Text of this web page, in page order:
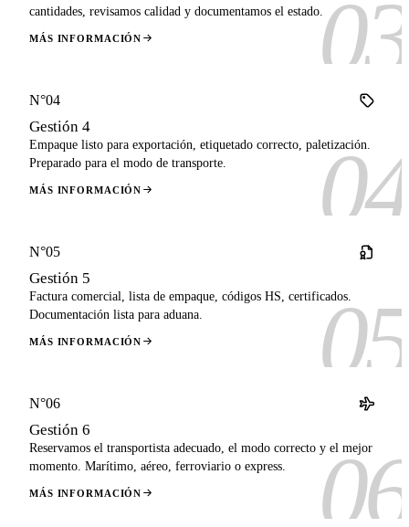
03
cantidades, revisamos calidad y documentamos el estado.
MÁS INFORMACIÓN
04
N°04
Gestión 4
Empaque listo para exportación, etiquetado correcto, paletización.
Preparado para el modo de transporte.
MÁS INFORMACIÓN
05
N°05
Gestión 5
Factura comercial, lista de empaque, códigos HS, certificados.
Documentación lista para aduana.
MÁS INFORMACIÓN
06
N°06
Gestión 6
Reservamos el transportista adecuado, el modo correcto y el mejor
momento. Marítimo, aéreo, ferroviario o express.
MÁS INFORMACIÓN